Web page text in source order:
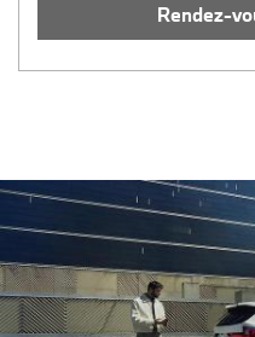
Xavier de
Rendez-